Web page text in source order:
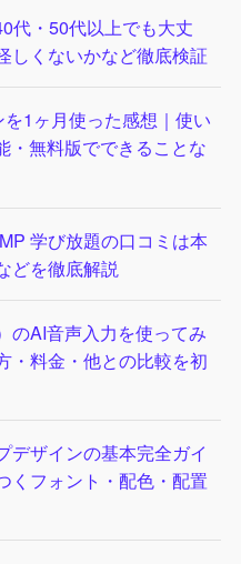
代・50代以上でも大丈
しくないかなど徹底検証
を1ヶ月使った感想｜使い
・無料版でできることな
学び放題の口コミは本
どを徹底解説
のAI音声入力を使ってみ
・料金・他との比較を初
デザインの基本完全ガイ
くフォント・配色・配置